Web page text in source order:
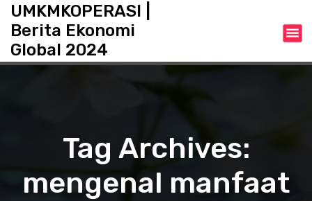
t
UMKMKOPERASI |
Berita Ekonomi
Global 2024
Tag Archives:
mengenal manfaat